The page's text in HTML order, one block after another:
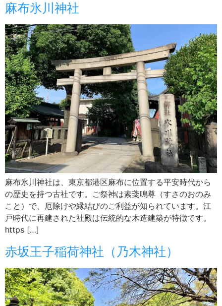
麻布氷川神社
麻布氷川神社は、東京都港区麻布に位置する平安時代から
の歴史を持つ古社です。ご祭神は素戔嗚尊（すさのおのみ
こと）で、厄除けや縁結びのご利益が知られています。江
戸時代に再建された社殿は伝統的な木造建築が特徴です。
https […]
赤坂王子稲荷神社（乃木神社）